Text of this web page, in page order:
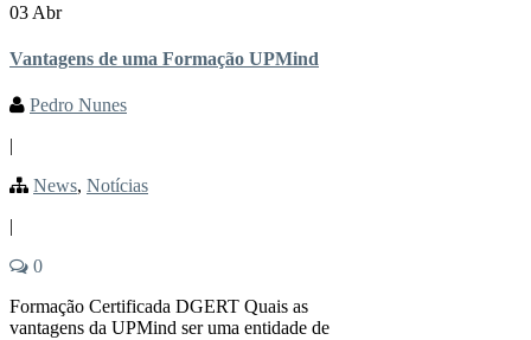
03 Abr
Vantagens de uma Formação UPMind
Pedro Nunes
News, Notícias
0
Formação Certificada DGERT Quais as
vantagens da UPMind ser uma entidade de